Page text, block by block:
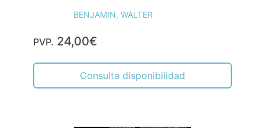
BENJAMIN, WALTER
PVP. 24,00€
Consulta disponibilidad